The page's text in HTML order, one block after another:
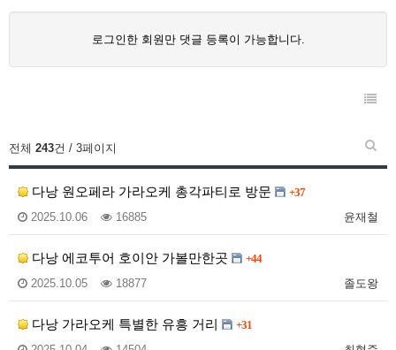
로그인한 회원만 댓글 등록이 가능합니다.
전체 243건 / 3페이지
다낭 원오페라 가라오케 총각파티로 방문 +37
윤재철
2025.10.06 16885
다낭 에코투어 호이안 가볼만한곳 +44
졸도왕
2025.10.05 18877
다낭 가라오케 특별한 유흥 거리 +31